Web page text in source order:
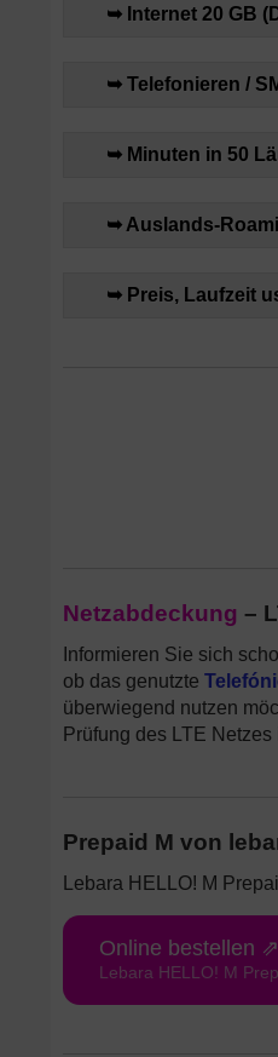
➥ Internet 20 GB
➥ Telefonieren /
➥ Minuten in 50
➥ Auslands-
➥ Preis, Laufzeit
Netzabdeckung –
Informieren Sie sich
ob das genutzte
überwiegend nutzen
Prüfung des LTE Netzes
Prepaid M von
Lebara HELLO! M
Online bestellen ⇗
Lebara HELLO! M